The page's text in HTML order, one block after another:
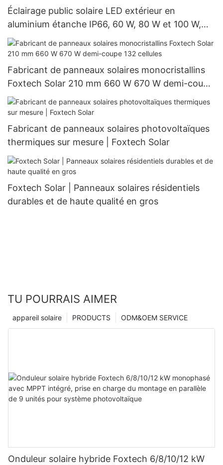
Éclairage public solaire LED extérieur en
aluminium étanche IP66, 60 W, 80 W et 100 W,
nouveau modèle
Fabricant de panneaux solaires monocristallins
Foxtech Solar 210 mm 660 W 670 W demi-coupe
132 cellules
Fabricant de panneaux solaires photovoltaïques
thermiques sur mesure | Foxtech Solar
Foxtech Solar | Panneaux solaires résidentiels
durables et de haute qualité en gros
TU POURRAIS AIMER
ODM&OEM SERVICE
PRODUCTS
appareil solaire
Onduleur solaire hybride Foxtech 6/8/10/12 kW